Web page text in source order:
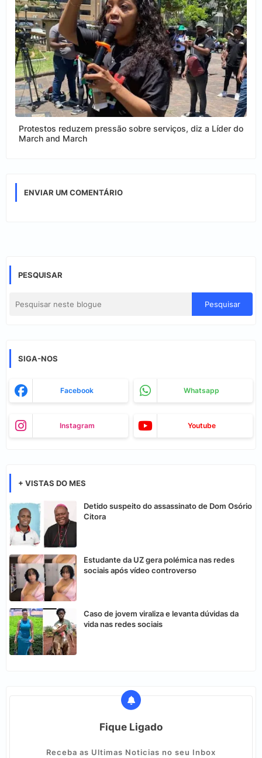
Protestos reduzem pressão sobre serviços, diz a Líder do
March and March
ENVIAR UM COMENTÁRIO
PESQUISAR
SIGA-NOS
Facebook Whatsapp
Instagram Youtube
+ VISTAS DO MES
Detido suspeito do assassinato de Dom Osório
Citora
Estudante da UZ gera polémica nas redes
sociais após vídeo controverso
Caso de jovem viraliza e levanta dúvidas da
vida nas redes sociais
Fique Ligado
Receba as Ultimas Noticias no seu Inbox